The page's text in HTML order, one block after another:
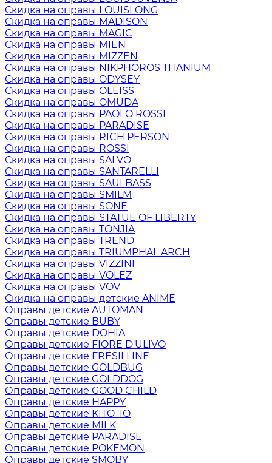
Скидка на оправы LOUISLONG
Скидка на оправы MADISON
Скидка на оправы MAGIC
Скидка на оправы MIEN
Скидка на оправы MIZZEN
Скидка на оправы NIKPHOROS TITANIUM
Скидка на оправы ODYSEY
Скидка на оправы OLEISS
Скидка на оправы OMUDA
Скидка на оправы PAOLO ROSSI
Скидка на оправы PARADISE
Скидка на оправы RICH PERSON
Скидка на оправы ROSSI
Скидка на оправы SALVO
Скидка на оправы SANTARELLI
Скидка на оправы SAUI BASS
Скидка на оправы SMILM
Скидка на оправы SONE
Скидка на оправы STATUE OF LIBERTY
Скидка на оправы TONJIA
Скидка на оправы TREND
Скидка на оправы TRIUMPHAL ARCH
Скидка на оправы VIZZINI
Скидка на оправы VOLEZ
Скидка на оправы VOV
Скидка на оправы детские ANIME
Оправы детские AUTOMAN
Оправы детские BUBY
Оправы детские DOHIA
Оправы детские FIORE D'ULIVO
Оправы детские FRESII LINE
Оправы детские GOLDBUG
Оправы детские GOLDDOG
Оправы детские GOOD CHILD
Оправы детские HAPPY
Оправы детские KITO TO
Оправы детские MILK
Оправы детские PARADISE
Оправы детские POKEMON
Оправы детские SMOBY